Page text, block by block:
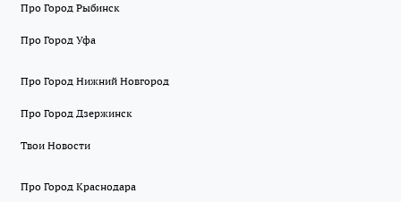
Про Город Рыбинск
Про Город Уфа
Про Город Нижний Новгород
Про Город Дзержинск
Твои Новости
Про Город Краснодара